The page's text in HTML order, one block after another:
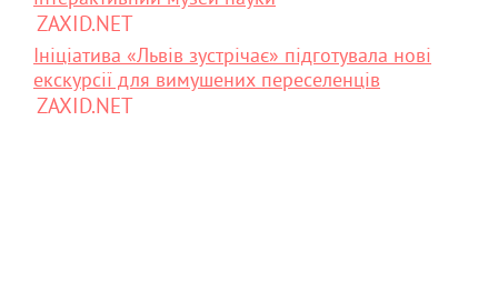
ZAXID.NET
Ініціатива «Львів зустрічає» підготувала нові
екскурсії для вимушених переселенців
ZAXID.NET